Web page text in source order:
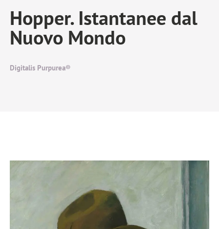
Hopper. Istantanee dal
Nuovo Mondo
Digitalis Purpurea®